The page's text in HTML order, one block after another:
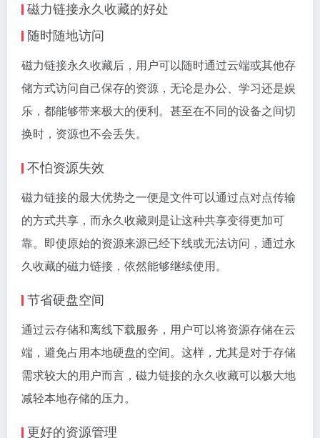
磁力链接永久收藏的好处
随时随地访问
磁力链接永久收藏后，用户可以随时通过云端或其他存
储方式访问自己保存的资源，无论是办公、学习还是娱
乐，都能够带来极大的便利。甚至在不同的设备之间切
换时，资源也不会丢失。
不怕资源失效
磁力链接的最大优势之一便是文件可以通过点对点传输
的方式共享，而永久收藏则是让这种共享变得更加可
靠。即使原始的资源来源已经下线或无法访问，通过永
久收藏的磁力链接，依然能够继续使用。
节省硬盘空间
通过云存储和离线下载服务，用户可以将资源存储在云
端，避免占用本地硬盘的空间。这样，尤其是对于存储
需求较大的用户而言，磁力链接的永久收藏可以极大地
减轻本地存储的压力。
更好的资源管理